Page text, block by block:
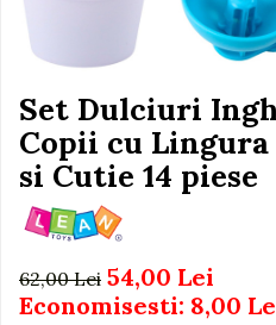
Jucarii de baie
Seturi de frumusete
Caluti balansoar
Interactive, educative si
muzicale
Ateliere si unelte
Blocuri de constructie
Covorase de dans
Ingrijire cosmetica mamici
Perioada Alaptarii
Perioada Sarcinii
Pompe de san
Sisteme De Purtare
Set Dulciuri
Copii cu
si Cutie 14 piese
62,00 Lei 54,00 Lei
Economisesti: 8,00